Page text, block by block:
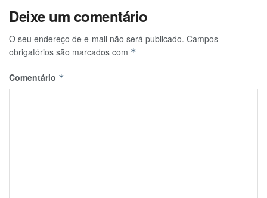
Deixe um comentário
O seu endereço de e-mail não será publicado. Campos
obrigatórios são marcados com *
Comentário *